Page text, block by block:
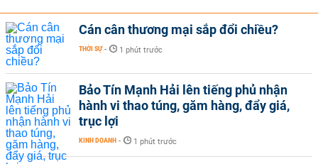
Cán cân thương mại sắp đổi chiều?
THỜI SỰ - 1 phút trước
Bảo Tín Mạnh Hải lên tiếng phủ nhận
hành vi thao túng, găm hàng, đẩy giá,
trục lợi
KINH DOANH - 1 phút trước